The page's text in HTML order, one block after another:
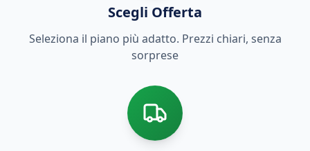
Scegli Offerta
Seleziona il piano più adatto. Prezzi chiari, senza
sorprese